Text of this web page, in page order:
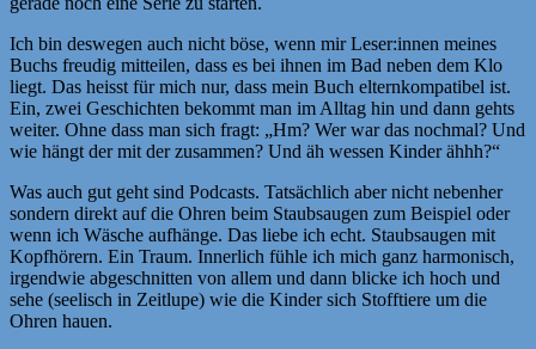
Ich bin deswegen auch nicht böse, wenn mir Leser:innen meines
Buchs freudig mitteilen, dass es bei ihnen im Bad neben dem Klo
liegt. Das heisst für mich nur, dass mein Buch elternkompatibel ist.
Ein, zwei Geschichten bekommt man im Alltag hin und dann gehts
weiter. Ohne dass man sich fragt: „Hm? Wer war das nochmal? Und
wie hängt der mit der zusammen? Und äh wessen Kinder ähhh?“
Was auch gut geht sind Podcasts. Tatsächlich aber nicht nebenher
sondern direkt auf die Ohren beim Staubsaugen zum Beispiel oder
wenn ich Wäsche aufhänge. Das liebe ich echt. Staubsaugen mit
Kopfhörern. Ein Traum. Innerlich fühle ich mich ganz harmonisch,
irgendwie abgeschnitten von allem und dann blicke ich hoch und
sehe (seelisch in Zeitlupe) wie die Kinder sich Stofftiere um die
Ohren hauen.